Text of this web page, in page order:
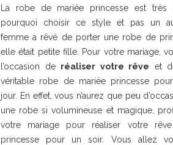
La robe de mariée princesse est très
pourquoi choisir ce style et pas un
femme a rêvé de porter une robe de
elle était petite fille. Pour votre mariage,
l’occasion de réaliser votre rêve et
véritable robe de mariée princesse
jour. En effet, vous n’aurez que peu
une robe si volumineuse et magique,
votre mariage pour réaliser votre
princesse pour un soir. Vous allez